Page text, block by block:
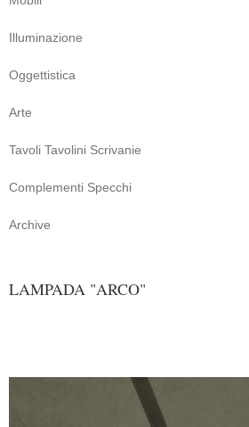
Illuminazione
Oggettistica
Arte
Tavoli Tavolini Scrivanie
Complementi Specchi
Archive
LAMPADA "ARCO"